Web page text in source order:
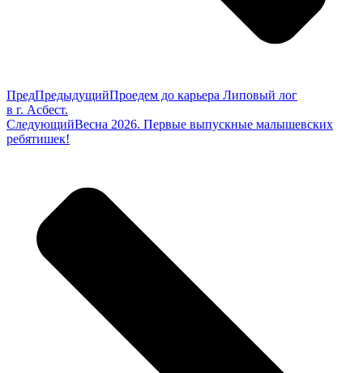
ПредПредыдущийПроедем до карьера Липовый лог
в г. Асбест.
СледующийВесна 2026. Первые выпускные малышевских
ребятишек!